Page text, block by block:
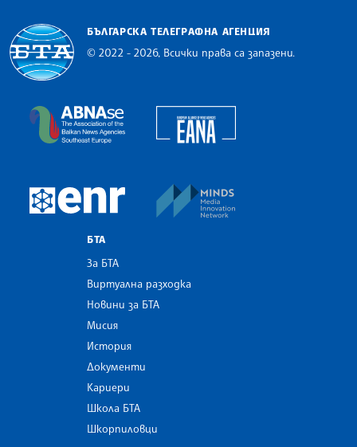
БЪЛГАРСКА ТЕЛЕГРАФНА АГЕНЦИЯ
© 2022 - 2026, Всички права са запазени.
The Assocoation of the Balkan News Agencies
European Newsroom
БТА
За БТА
Виртуална разходка
Новини за БТА
Мисия
История
Документи
Кариери
Школа БТА
Шкорпиловци